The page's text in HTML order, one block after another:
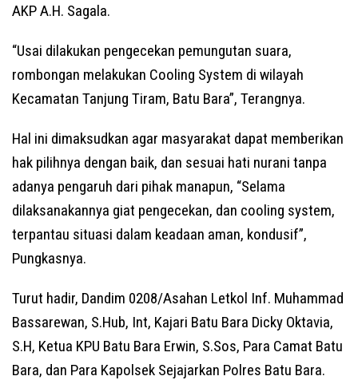
AKP A.H. Sagala.
“Usai dilakukan pengecekan pemungutan suara,
rombongan melakukan Cooling System di wilayah
Kecamatan Tanjung Tiram, Batu Bara”, Terangnya.
Hal ini dimaksudkan agar masyarakat dapat memberikan
hak pilihnya dengan baik, dan sesuai hati nurani tanpa
adanya pengaruh dari pihak manapun, “Selama
dilaksanakannya giat pengecekan, dan cooling system,
terpantau situasi dalam keadaan aman, kondusif”,
Pungkasnya.
Turut hadir, Dandim 0208/Asahan Letkol Inf. Muhammad
Bassarewan, S.Hub, Int, Kajari Batu Bara Dicky Oktavia,
S.H, Ketua KPU Batu Bara Erwin, S.Sos, Para Camat Batu
Bara, dan Para Kapolsek Sejajarkan Polres Batu Bara.